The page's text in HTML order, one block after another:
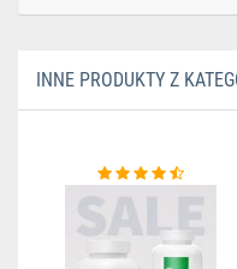
INNE PRODUKTY Z